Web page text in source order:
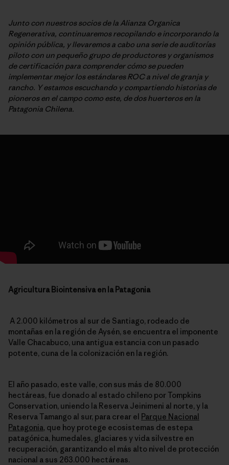
Junto con nuestros socios de la Alianza Organica
Regenerativa, continuaremos recopilando e incorporando la
opinión pública, y llevaremos a cabo una serie de auditorías
piloto con un pequeño grupo de productores y organismos
de certificación para comprender cómo se pueden
implementar mejor los estándares ROC a nivel de granja y
rancho. Y estamos escuchando y compartiendo historias de
pioneros en el campo como este, de dos huerteros en la
Patagonia Chilena.
Agricultura Biointensiva en la Patagonia
A 2.000 kilómetros al sur de Santiago, rodeado de
montañas en la región de Aysén, se encuentra el imponente
Valle Chacabuco, una antigua estancia con un pasado
potente, cuna de la colonización en la región.
El año pasado, este valle, con sus más de 80.000
hectáreas, fue donado al estado chileno por Tompkins
Conservation, uniendo la Reserva Jeinimeni al norte, y la
Reserva Tamango al sur, para crear el Parque Nacional
Patagonia, que hoy protege ecosistemas de estepa
patagónica, humedales, glaciares y vida silvestre en
recuperación, garantizando el más alto nivel de protección
nacional a sus 263.000 hectáreas.